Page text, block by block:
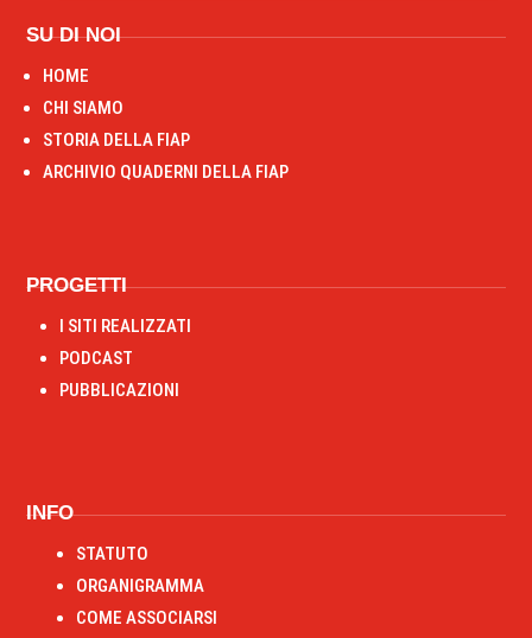
SU DI NOI
HOME
CHI SIAMO
STORIA DELLA FIAP
ARCHIVIO QUADERNI DELLA FIAP
PROGETTI
I SITI REALIZZATI
PODCAST
PUBBLICAZIONI
INFO
STATUTO
ORGANIGRAMMA
COME ASSOCIARSI